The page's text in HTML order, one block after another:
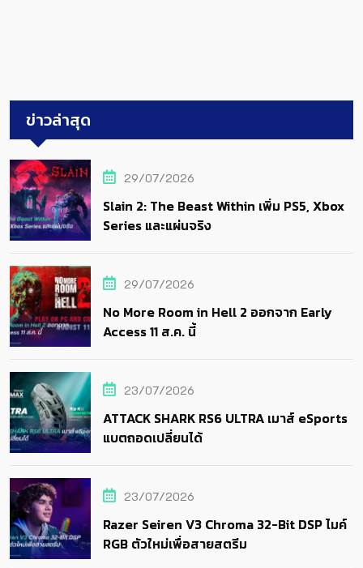
ข่าวล่าสุด
29/07/2026
Slain 2: The Beast Within เพิ่ม PS5, Xbox
Series และแผ่นจริง
29/07/2026
No More Room in Hell 2 ออกจาก Early
Access 11 ส.ค. นี้
23/07/2026
ATTACK SHARK RS6 ULTRA เมาส์ eSports
แบตถอดเปลี่ยนได้
23/07/2026
Razer Seiren V3 Chroma 32-Bit DSP ไมค์
RGB ตัวใหม่เพื่อสายสตรีม